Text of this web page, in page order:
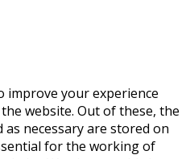
improve your experience
website. Out of these, the
necessary are stored on
for the working of